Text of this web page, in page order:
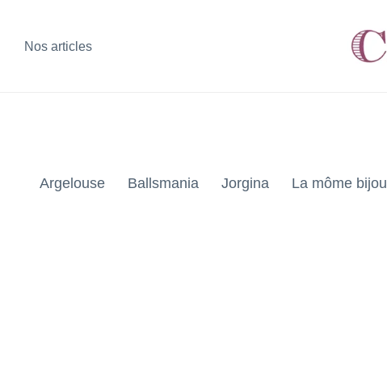
Nos articles
Argelouse Ballsmania Jorgina La môme bijou